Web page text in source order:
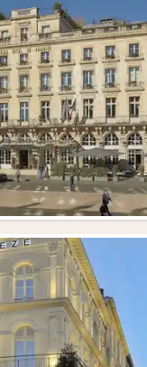
billede